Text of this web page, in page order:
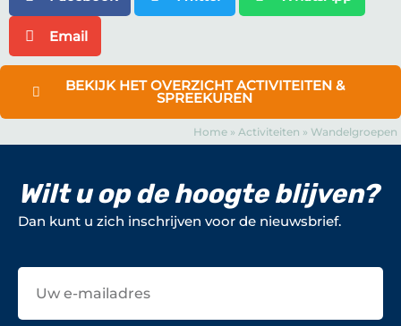
Email
BEKIJK HET OVERZICHT ACTIVITEITEN &
SPREEKUREN
Home » Activiteiten » Wandelgroepen
Wilt u op de hoogte blijven?
Dan kunt u zich inschrijven voor de nieuwsbrief.
E-
mailadres